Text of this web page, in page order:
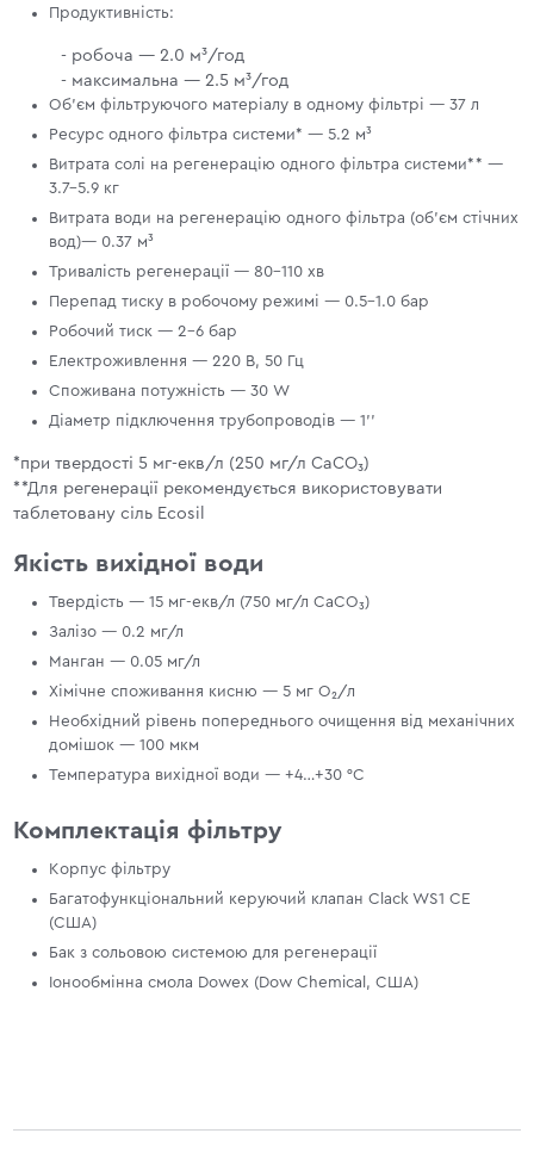
Продуктивність:
- робоча — 2.0 м³/год
- максимальна — 2.5 м³/год
Об'єм фільтруючого матеріалу в одному фільтрі — 37 л
Ресурс одного фільтра системи* — 5.2 м³
Витрата солі на регенерацію одного фільтра системи** —
3.7–5.9 кг
Витрата води на регенерацію одного фільтра (об'єм стічних
вод)— 0.37 м³
Тривалість регенерації — 80–110 хв
Перепад тиску в робочому режимі — 0.5-1.0 бар
Робочий тиск — 2–6 бар
Електроживлення — 220 В, 50 Гц
Споживана потужність — 30 W
Діаметр підключення трубопроводів — 1’’
*при твердості 5 мг-екв/л (250 мг/л CaCO₃)
**Для регенерації рекомендується використовувати
таблетовану сіль Ecosil
Якість вихідної води
Твердість — 15 мг-екв/л (750 мг/л CaCO₃)
Залізо — 0.2 мг/л
Манган — 0.05 мг/л
Хімічне споживання кисню — 5 мг O₂/л
Необхідний рівень попереднього очищення від механічних
домішок — 100 мкм
Температура вихідної води — +4…+30 °С
Комплектація фільтру
Корпус фільтру
Багатофункціональний керуючий клапан Clack WS1 СЕ
(США)
Бак з сольовою системою для регенерації
Іонообмінна смола Dowex (Dow Chemical, США)